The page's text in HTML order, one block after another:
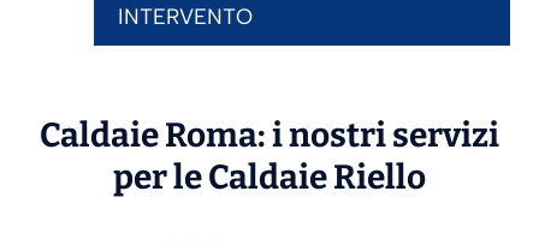
INTERVENTO
Caldaie Roma: i nostri servizi
per le CaldaieRiello